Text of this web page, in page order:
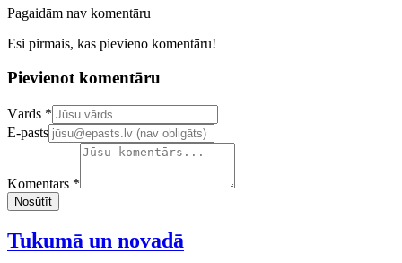
Pagaidām nav komentāru
Esi pirmais, kas pievieno komentāru!
Pievienot komentāru
Confirm your email address
Vārds *
E-pasts
Komentārs *
Nosūtīt
Tukumā un novadā